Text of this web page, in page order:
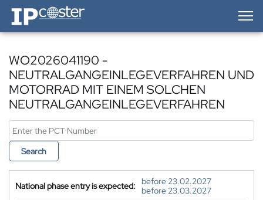
IP-Coster — Home
WO2026041190 -
NEUTRALGANGEINLEGEVERFAHREN UND
MOTORRAD MIT EINEM SOLCHEN
NEUTRALGANGEINLEGEVERFAHREN
Search
National phase entry is expected:
before 23.02.2027
before 23.03.2027